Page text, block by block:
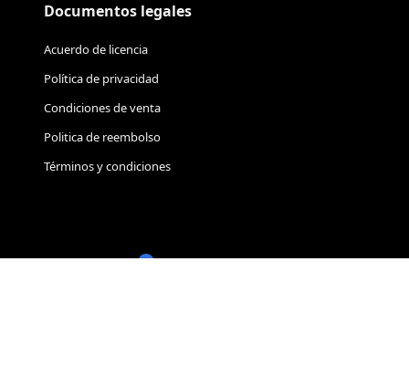
Documentos legales
Acuerdo de licencia
Política de privacidad
Condiciones de venta
Politica de reembolso
Términos y condiciones